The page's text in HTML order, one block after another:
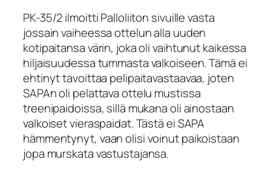
PK-35/2 ilmoitti Palloliiton sivuille vasta
jossain vaiheessa ottelun alla uuden
kotipaitansa värin, joka oli vaihtunut kaikessa
hiljaisuudessa tummasta valkoiseen. Tämä ei
ehtinyt tavoittaa pelipaitavastaavaa, joten
SAPAn oli pelattava ottelu mustissa
treenipaidoissa, sillä mukana oli ainostaan
valkoiset vieraspaidat. Tästä ei SAPA
hämmentynyt, vaan olisi voinut paikoistaan
jopa murskata vastustajansa.